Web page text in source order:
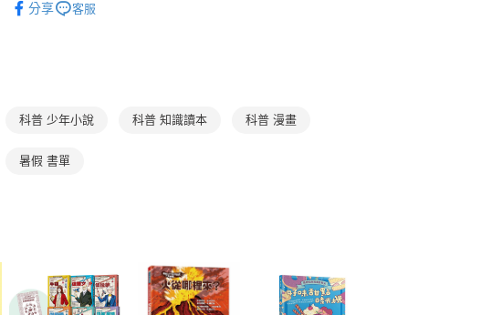
用，由本公司與您本人進行分期帳單所需資料之確認、核對及更正。
３．收到繳費通知簡訊後14天內，點擊此簡訊中的連結，可透過四大超商
是否繳費成功／繳費後需取消欲退款等相關疑問，請聯繫「AFTEE先享後
付客戶支援中心」
https://netprotections.freshdesk.com/support/home
【注意事項】
「AFTEE先享後付」，若未經同意申辦者引起之損失，本公司不負相關責
任。
４．使用「AFTEE先享後付」時，將依據個別帳號之用戶狀況，依本公司
離島宅配（澎湖、金門、馬祖、小琉球；不適用於郵局i郵箱）
經典系列 中高年級｜少年知識家
分享 客服
科普 少年小說 科普 知識讀本 科普 漫畫
暑假 書單